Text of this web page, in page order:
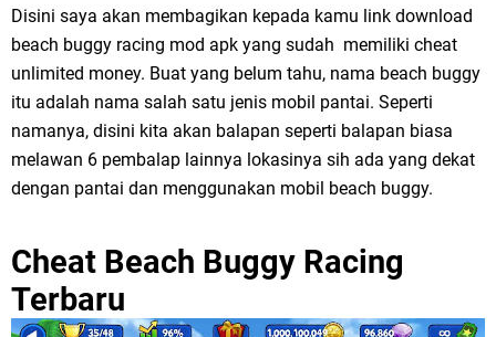
Disini saya akan membagikan kepada kamu link download
beach buggy racing mod apk yang sudah memiliki cheat
unlimited money. Buat yang belum tahu, nama beach buggy
itu adalah nama salah satu jenis mobil pantai. Seperti
namanya, disini kita akan balapan seperti balapan biasa
melawan 6 pembalap lainnya lokasinya sih ada yang dekat
dengan pantai dan menggunakan mobil beach buggy.
Cheat Beach Buggy Racing
Terbaru